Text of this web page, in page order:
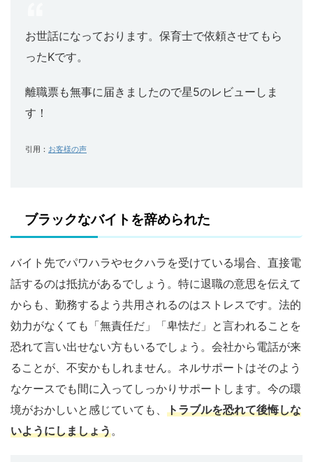
お世話になっております。 保育士で依頼させてもら
ったKです。
離職票も無事に届きましたので星5のレビューしま
す！
引用： お客様の声
ブラックなバイトを辞められた
バイト先でパワハラやセクハラを受けている場合、直接電
話するのは抵抗があるでしょう。特に退職の意思を伝えて
からも、勤務するよう共用されるのはストレスです。法的
効力がなくても「無責任だ」「卑怯だ」と言われることを
恐れて言い出せない方もいるでしょう。会社から電話が来
ることが、不安かもしれません。ネルサポートはそのよう
なケースでも間に入ってしっかりサポートします。今の環
境がおかしいと感じていても、 トラブルを恐れて後悔しな
いようにしましょう。